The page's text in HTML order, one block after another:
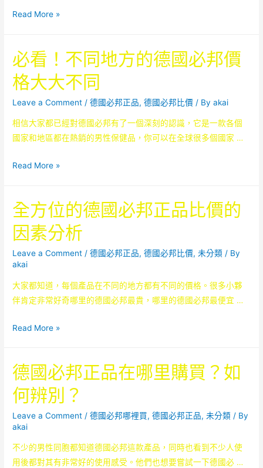
辨
快
這
些
劣
質
偽
造
德
邦！
怎
能
知
道
手
裏
國
是
真
正
的
正
偽
假
品？
Read More »
必看！不同地方的德國必邦價
格大大不同
Leave a Comment /德國必邦正品,德國必邦比價 / Byakai
相信大家都已經對德國必邦有了一個深刻的認識，它是一款各個
國家和地區都在熱銷的男性保健品，你可以在全球很多個國家 …
必
同
地
方
的
德
國
必
價
大
不
同
Read More »
全方位的德國必邦正品比價的
因素分析
Leave a Comment /德國必邦正品,德國必邦比價,未分類 / By
akai
大家都知道，每個產品在不同的地方都有不同的價格。很多小夥
伴肯定非常好奇哪里的德國必邦最貴，哪里的德國必邦最便宜 …
全
的
德
國
必
邦
正
品
Read More »
德國必邦正品在哪里購買？如
何辨別？
Leave a Comment /德國必邦哪裡買,德國必邦正品,未分類 / By
akai
不少的男性同胞都知道德國必邦這款產品，同時也看到不少人使
用後都對其有非常好的使用感受。他們也想要嘗試一下德國必 …